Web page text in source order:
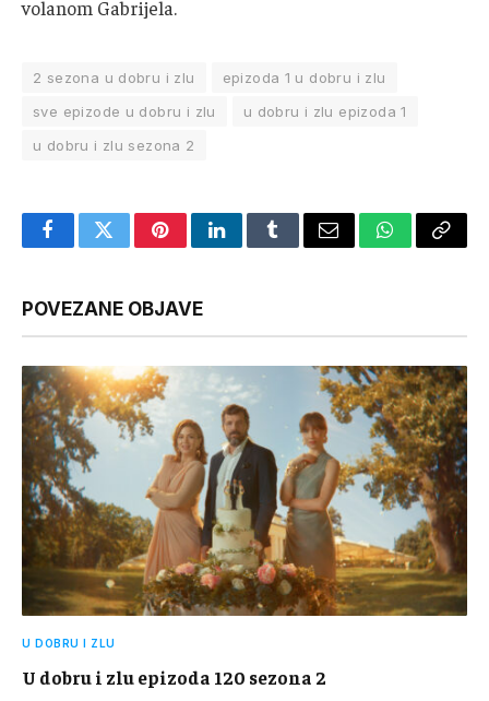
volanom Gabrijela.
2 sezona u dobru i zlu
epizoda 1 u dobru i zlu
sve epizode u dobru i zlu
u dobru i zlu epizoda 1
u dobru i zlu sezona 2
FacebookTwitterPinterestLinkedInTumblrEmail WhatsApp
Copy
POVEZANE OBJAVE
U DOBRU I ZLU
U dobru i zlu epizoda 120 sezona 2